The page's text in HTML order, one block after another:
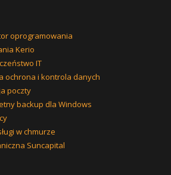
oprogramowania
Kerio
IT
ochrona i kontrola danych
poczty
backup dla Windows
w chmurze
Suncapital